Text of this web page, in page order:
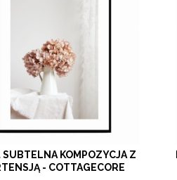
KOMPOZYCJA Z
- COTTAGECORE